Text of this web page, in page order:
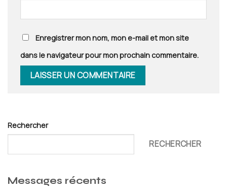
Enregistrer mon nom, mon e-mail et mon site
dans le navigateur pour mon prochain commentaire.
Rechercher
RECHERCHER
Messages récents